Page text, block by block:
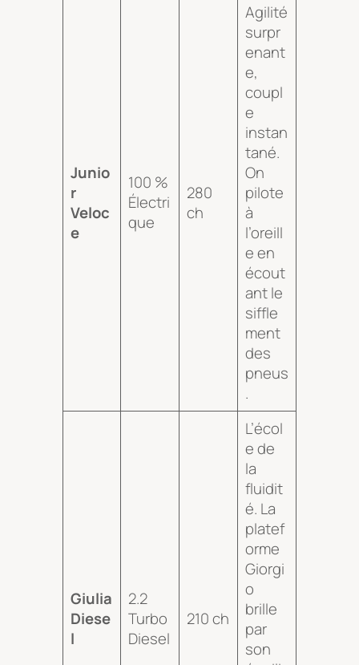
Junio
r
Veloc
e
100 %
Électri
que
280
ch
Agilité
surpr
enant
e,
coupl
e
instan
tané.
On
pilote
à
l’oreill
e en
écout
ant le
siffle
ment
des
pneus
.
Giulia
Diese
l
2.2
Turbo
Diesel
210 ch
L’écol
e de
la
fluidit
é. La
platef
orme
Giorgi
o
brille
par
son